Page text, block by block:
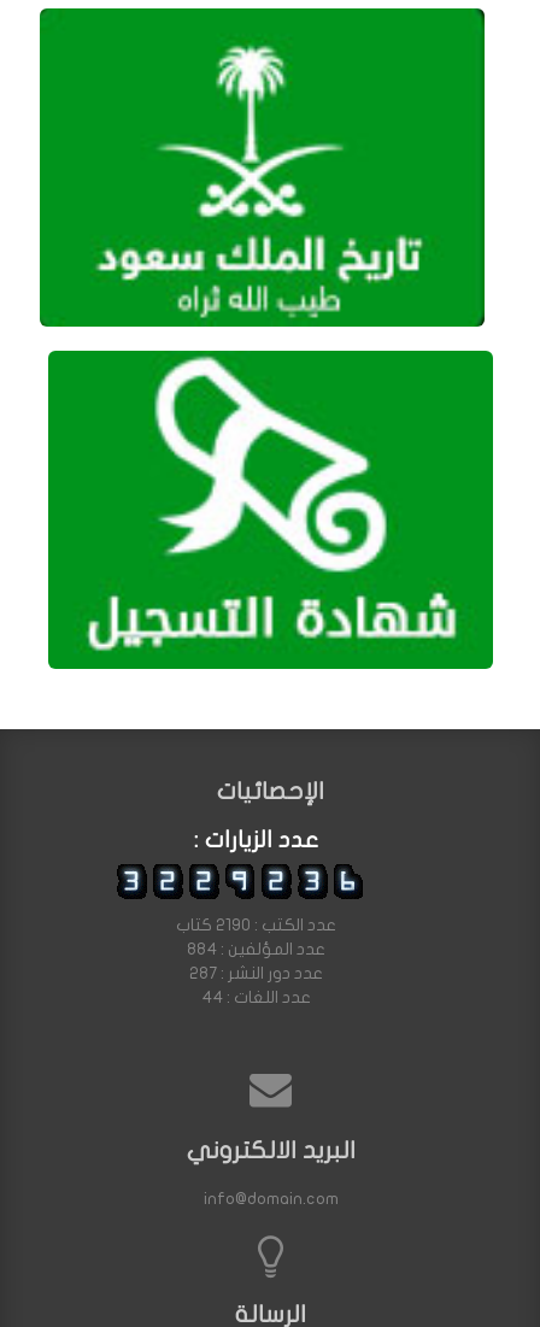
الإحصائيات
عدد الزيارات :
عدد الكتب : 2190 كتاب
عدد المؤلفين : 884
عدد دور النشر : 287
عدد اللغات : 44
البريد الالكتروني
info@domain.com
الرسالة